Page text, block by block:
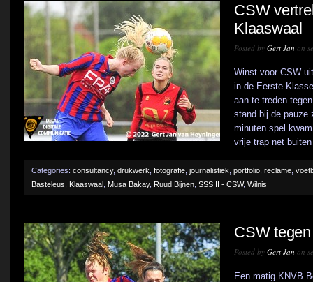
CSW
Klaaswaal
Posted by Gert Jan on
Winst voor CSW
in de Eerste
aan te treden
stand bij de pauze
minuten spel
vrije trap net
Categories: consultancy, drukwerk fotografie journalistiek portfolio reclame
Basteleus
Klaaswaal Musa Bakay, Ruud Bijnen SSS II - CSW, Wilnis
CSW
Posted by Gert Jan on
Een matig KNVB